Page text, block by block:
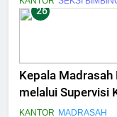
26
Kepala
melalui Supervisi
KANTOR MADRASAH